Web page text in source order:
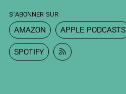
S’ABONNER SUR
AMAZON APPLE PODCASTS
SPOTIFY